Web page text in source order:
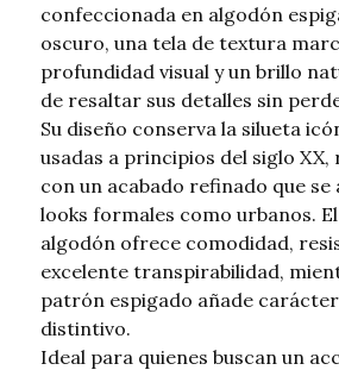
confeccionada en algodón
oscuro, una tela de textura
profundidad visual y un brillo
de resaltar sus detalles sin
Su diseño conserva la silueta
usadas a principios del siglo
con un acabado refinado que
looks formales como urbanos.
algodón ofrece comodidad,
excelente transpirabilidad,
patrón espigado añade
distintivo.
Ideal para quienes buscan un